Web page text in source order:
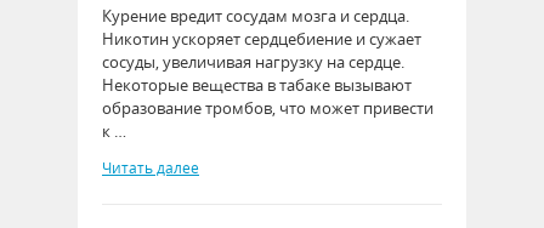
Курение вредит сосудам мозга и сердца.
Никотин ускоряет сердцебиение и сужает
сосуды, увеличивая нагрузку на сердце.
Некоторые вещества в табаке вызывают
образование тромбов, что может привести
к …
Читать далее